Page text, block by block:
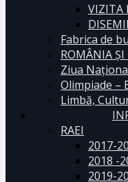
VIZITA
Fabrica de
ROMÂNIA
Ziua
Olimpiade –
Limbă,
RAEI
2017-
2018 -
2019-